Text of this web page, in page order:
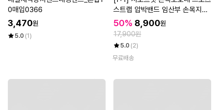
0매입0366
3,470원
5.0 (1)
스트랩 압박밴드 임산부 손목지지
대 (총 2P)
50% 8,900원
17,900원
5.0 (2)
무료배송